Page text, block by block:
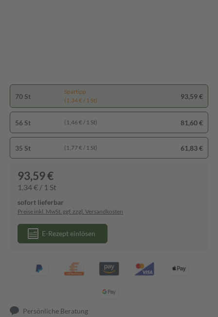
70 St
Spartipp
(1,34 € / 1 St)
93,59 €
56 St (1,46 € / 1 St) 81,60 €
35 St (1,77 € / 1 St) 61,83 €
93,59 €
1,34 € / 1 St
sofort lieferbar
Preise inkl. MwSt. ggf. zzgl. Versandkosten
E-Rezept einlösen
Persönliche Beratung